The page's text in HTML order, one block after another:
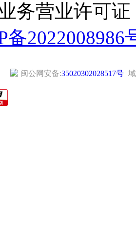
务营业许可证
备2022008986
闽公网安备:35020302028517号